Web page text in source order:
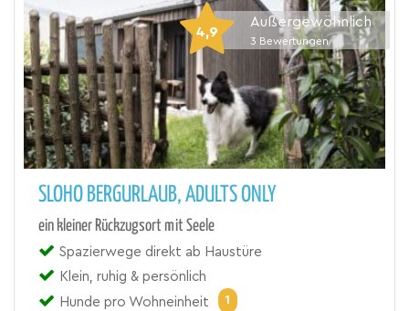
4,9
Außergewöhnlich
3 Bewertungen
SLOHO BERGURLAUB, ADULTS ONLY
ein kleiner Rückzugsort mit Seele
Spazierwege direkt ab Haustüre
Klein, ruhig & persönlich
Hunde pro Wohneinheit
1